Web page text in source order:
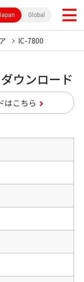
Global
IC-7800
ウンロード
はこちら